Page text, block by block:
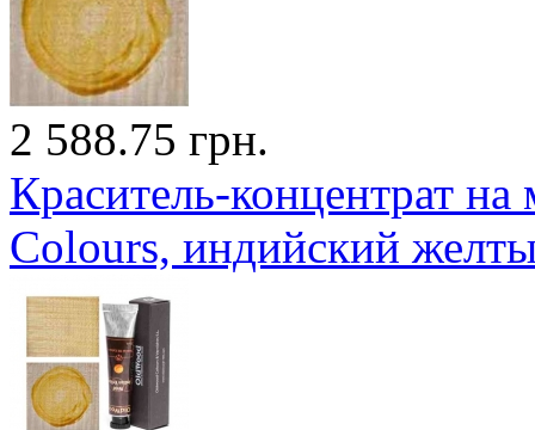
2 588.75 грн.
Краситель-концентрат
Colours, индийский